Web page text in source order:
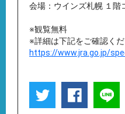
会場：ウインズ札幌 １階
※観覧無料
※詳細は下記をご確認くだ
https://www.jra.go.jp/